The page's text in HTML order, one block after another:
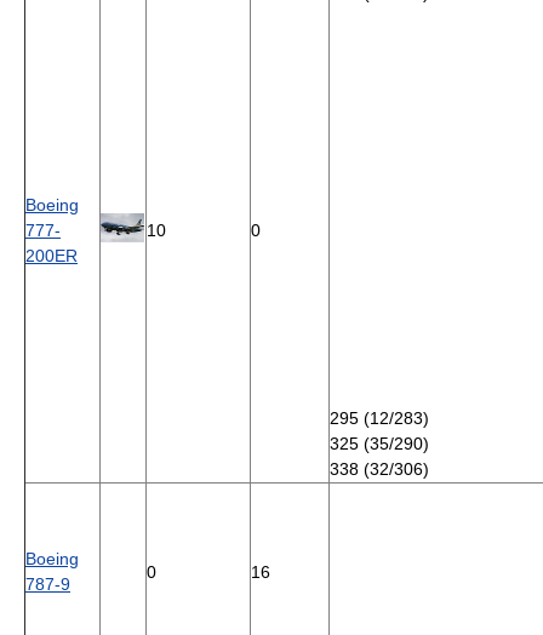
Boeing
777-
200ER
10 0
295 (12/283)
325 (35/290)
338 (32/306)
Boeing
787-9
0 16